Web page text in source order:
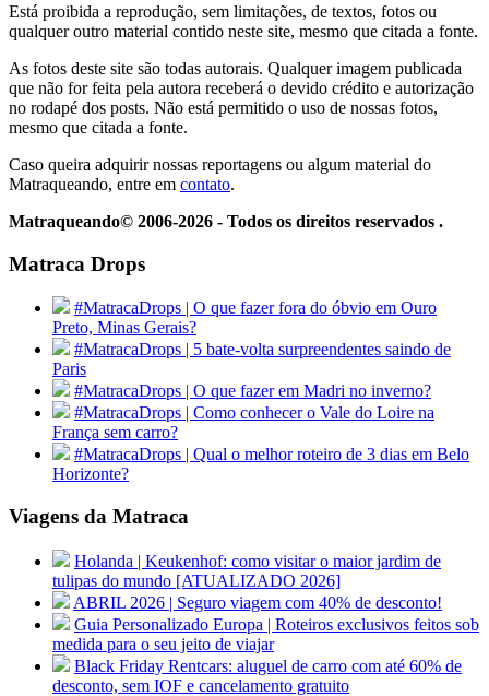
Está proibida a reprodução, sem limitações, de textos, fotos ou
qualquer outro material contido neste site, mesmo que citada a fonte.
As fotos deste site são todas autorais. Qualquer imagem publicada
que não for feita pela autora receberá o devido crédito e autorização
no rodapé dos posts. Não está permitido o uso de nossas fotos,
mesmo que citada a fonte.
Caso queira adquirir nossas reportagens ou algum material do
Matraqueando, entre em contato.
Matraqueando© 2006-2026 - Todos os direitos reservados .
Matraca Drops
#MatracaDrops | O que fazer fora do óbvio em Ouro
Preto, Minas Gerais?
#MatracaDrops | 5 bate-volta surpreendentes saindo de
Paris
#MatracaDrops | O que fazer em Madri no inverno?
#MatracaDrops | Como conhecer o Vale do Loire na
França sem carro?
#MatracaDrops | Qual o melhor roteiro de 3 dias em Belo
Horizonte?
Viagens da Matraca
Holanda | Keukenhof: como visitar o maior jardim de
tulipas do mundo [ATUALIZADO 2026]
ABRIL 2026 | Seguro viagem com 40% de desconto!
Guia Personalizado Europa | Roteiros exclusivos feitos sob
medida para o seu jeito de viajar
Black Friday Rentcars: aluguel de carro com até 60% de
desconto, sem IOF e cancelamento gratuito